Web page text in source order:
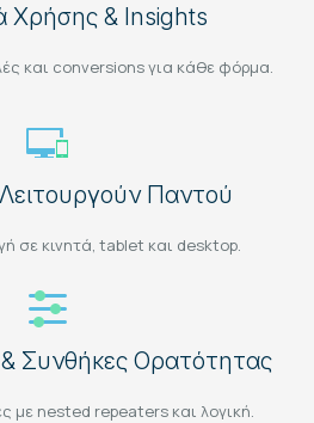
Χρήσης & Insights
και conversions για κάθε φόρμα.
Παντού
σε κινητά, tablet και desktop.
Συνθήκες Ορατότητας
με nested repeaters και λογική.